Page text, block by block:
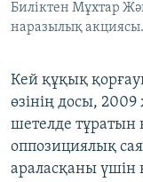
Биліктен Мұхтар
наразылық
Кей құқық
өзінің досы,
шетелде
оппозициялық
араласқаны